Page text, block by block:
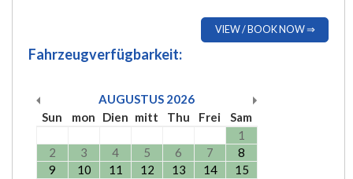
VIEW / BOOK NOW ⇒
Fahrzeugverfügbarkeit:
AUGUSTUS 2026
Sun
mon Dien mitt Thu Frei
Sam
1
2
3 4 5 6 7
8
9
10 11 12 13 14
15